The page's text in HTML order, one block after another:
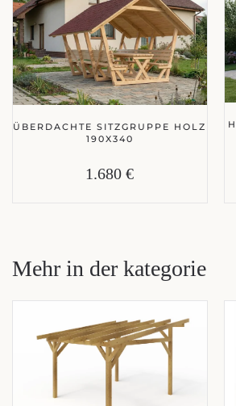
ÜBERDACHTE SITZGRUPPE HOLZ
190X340
1.680 €
Mehr in der kategorie